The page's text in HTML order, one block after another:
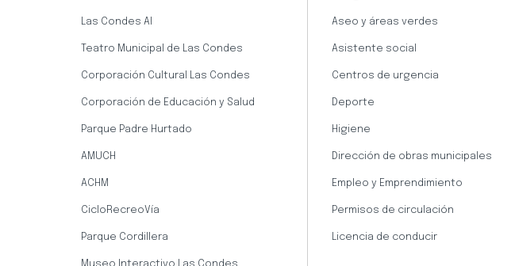
Las Condes AI
Teatro Municipal de Las Condes
Corporación Cultural Las Condes
Corporación de Educación y Salud
Parque Padre Hurtado
AMUCH
ACHM
CicloRecreoVía
Parque Cordillera
Aseo y áreas verdes
Asistente social
Centros de urgencia
Deporte
Higiene
Dirección de obras municipales
Empleo y Emprendimiento
Permisos de circulación
Licencia de conducir